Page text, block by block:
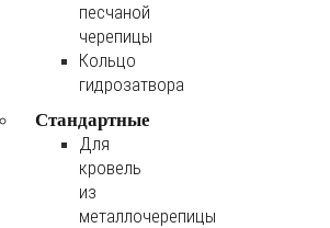
песчаной
черепицы
Кольцо
гидрозатвора
Стандартные
Для
кровель
из
металлочерепицы